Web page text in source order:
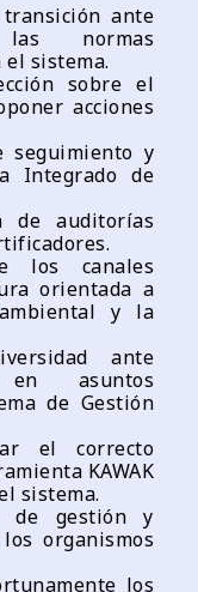
ante
normas
sistema.
sobre el
acciones
seguimiento y
Integrado de
de auditorías
los canales
orientada a
y la
ante
en asuntos
de Gestión
el correcto
KAWAK
sistema.
de gestión y
organismos
los